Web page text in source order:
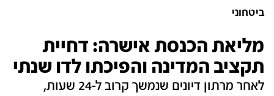
ביטחוני
מליאת הכנסת אישרה: דחיית
תקציב המדינה והפיכתו לדו שנתי
לאחר מרתון דיונים שנמשך קרוב ל-24 שעות,